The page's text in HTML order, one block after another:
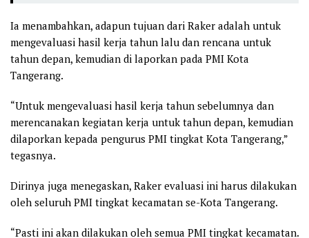
Ia menambahkan, adapun tujuan dari Raker adalah untuk
mengevaluasi hasil kerja tahun lalu dan rencana untuk
tahun depan, kemudian di laporkan pada PMI Kota
Tangerang.
“Untuk mengevaluasi hasil kerja tahun sebelumnya dan
merencanakan kegiatan kerja untuk tahun depan, kemudian
dilaporkan kepada pengurus PMI tingkat Kota Tangerang,”
tegasnya.
Dirinya juga menegaskan, Raker evaluasi ini harus dilakukan
oleh seluruh PMI tingkat kecamatan se-Kota Tangerang.
“Pasti ini akan dilakukan oleh semua PMI tingkat kecamatan.